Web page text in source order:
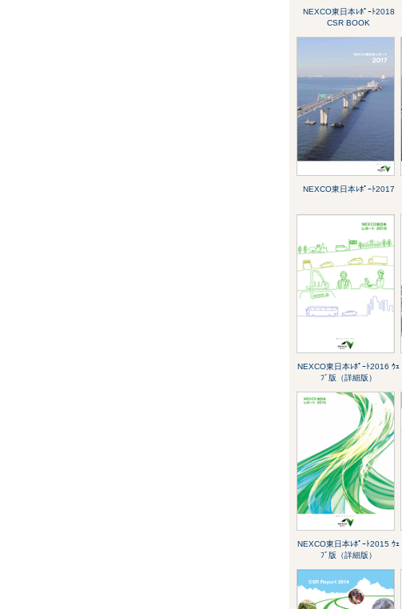
NEXCO東日本ﾚﾎﾟｰﾄ2018
CSR BOOK
NEXCO東日本ﾚﾎﾟｰﾄ2017
NEXCO東日本ﾚﾎﾟｰﾄ2016 ｳｪ
ﾌﾞ版（詳細版）
NEXCO東日本ﾚﾎﾟｰﾄ2015 ｳｪ
ﾌﾞ版（詳細版）